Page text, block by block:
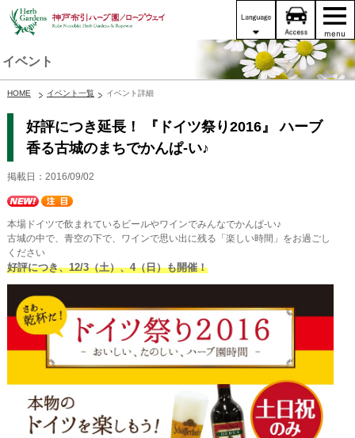
イベント
HOME イベント一覧 イベント詳細
好評につき延長！ 『ドイツ祭り2016』 ハーブ
香る古城のまちでかんぱ-い♪
掲載日：2016/09/02
本場ドイツで飲まれているビールやワインでみんなでかんぱ-い♪
古城の中で、青空の下で、ワインで思い出に残る「楽しい時間」をお過ごし
ください
好評につき、12/3（土）、4（日）も開催！